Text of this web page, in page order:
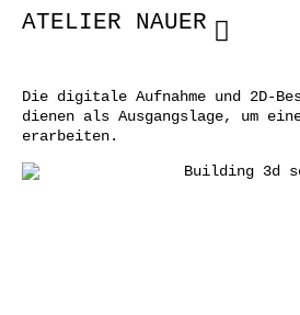
ATELIER NAUER
Die digitale Aufnahme und 2D-
dienen als Ausgangslage, um
erarbeiten.